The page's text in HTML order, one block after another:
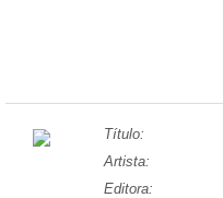
Título:
Artista:
Editora: